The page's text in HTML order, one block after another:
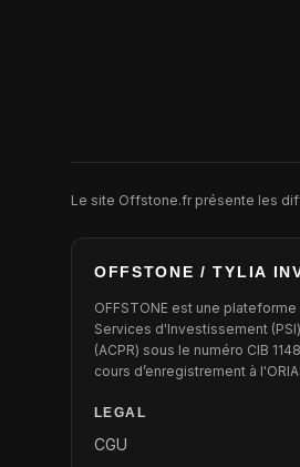
Le site Offstone.fr présente les
OFFSTONE / TYLIA
OFFSTONE est une
Services d'Investissement
(ACPR) sous le numéro CIB
cours d’enregistrement à
LEGAL
CGU